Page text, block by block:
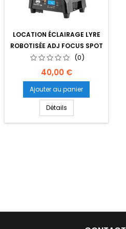
LOCATION ÉCLAIRAGE LYRE
ROBOTISÉE ADJ FOCUS SPOT
TWO
(0)
Prix
40,00 €
Ajouter au panier
Détails